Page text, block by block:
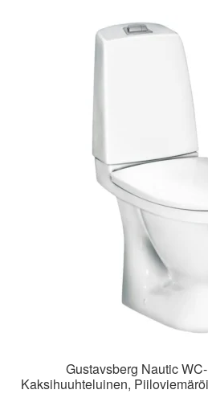
Gustavsberg Nautic
Kaksihuuhteluinen,